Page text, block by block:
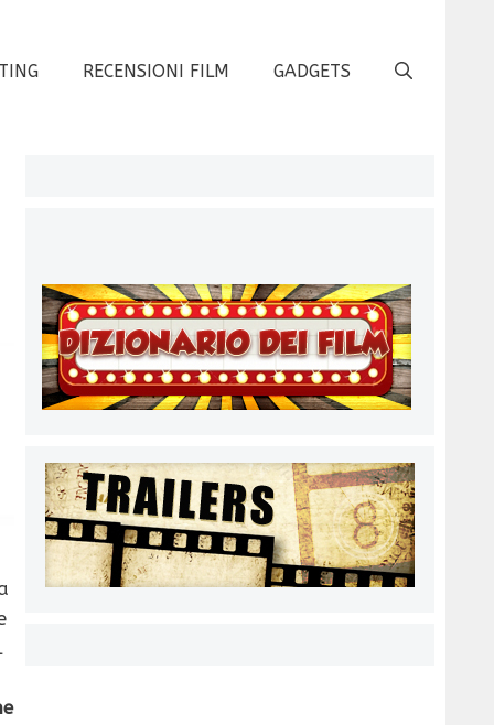
RECENSIONI FILM GADGETS